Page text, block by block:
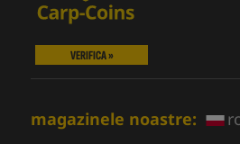
VERIFICA »
magazinele noastre: